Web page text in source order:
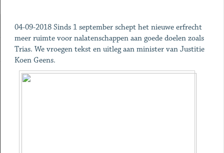
04-09-2018Sinds 1 september schept het nieuwe erfrecht
meer ruimte voor nalatenschappen aan goede doelen zoals
Trias. We vroegen tekst en uitleg aan minister van Justitie
Koen Geens.